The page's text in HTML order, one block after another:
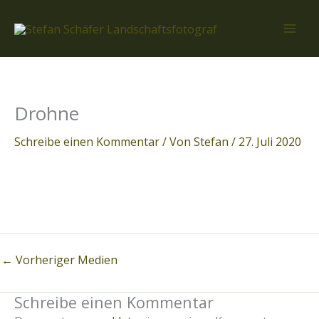
Inhalt
Drohne
Schreibe einen Kommentar/ Von Stefan / 27. Juli 2020
← Vorheriger Medien
Schreibe einen Kommentar